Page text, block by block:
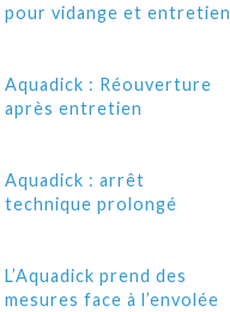
pour vidange et entretien
Aquadick : Réouverture
après entretien
Aquadick : arrêt
technique prolongé
L’Aquadick prend des
mesures face à l’envolée